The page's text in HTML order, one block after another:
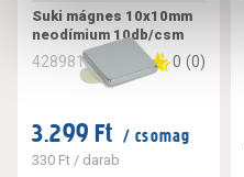
Suki mágnes 10x10mm
neodímium 10db/csm
428981 0 (0)
3.299 Ft / csomag
330 Ft / darab